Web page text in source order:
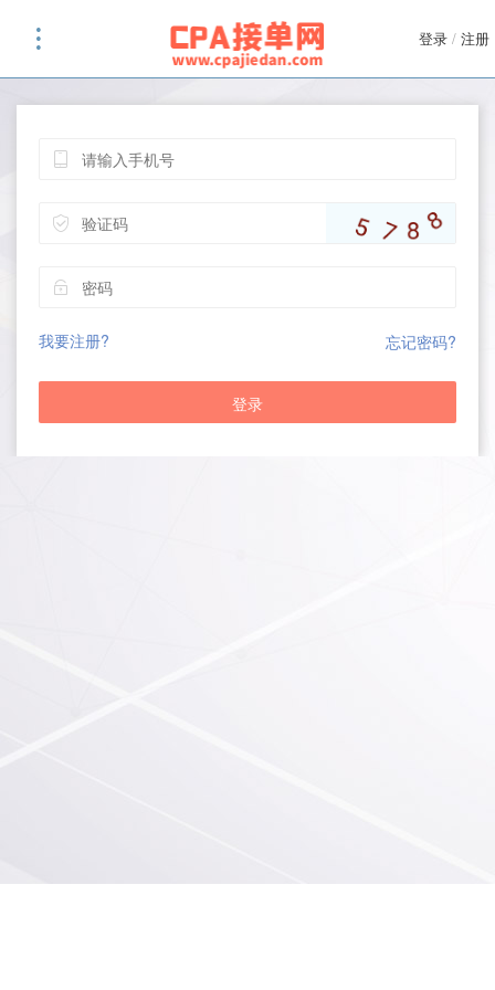
登录 / 注册
我要注册? 忘记密码?
登录